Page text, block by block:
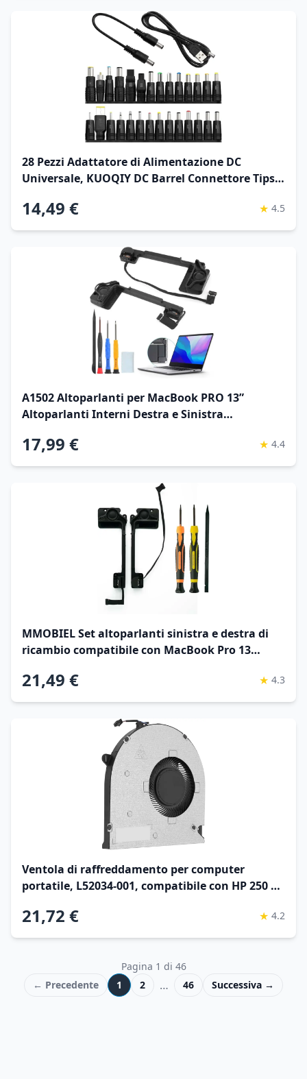
28 Pezzi Adattatore di Alimentazione DC
Universale, KUOQIY DC Barrel Connettore Tips,
Jack Connettore con 2 Pezzi Cavo, per
Ventilatori, Router
14,49 € ★ 4.5
A1502 Altoparlanti per MacBook PRO 13”
Altoparlanti Interni Destra e Sinistra
2013 2014 2015 Speaker con Strumento
17,99 € ★ 4.4
MMOBIEL Set altoparlanti sinistra e destra di
ricambio compatibile con MacBook Pro 13
21,49 € ★ 4.3
Ventola di raffreddamento per computer
portatile, L52034-001, compatibile con HP 250 G8
21,72 € ★ 4.2
Pagina 1 di 46
← Precedente
1 2 … 46 Successiva →